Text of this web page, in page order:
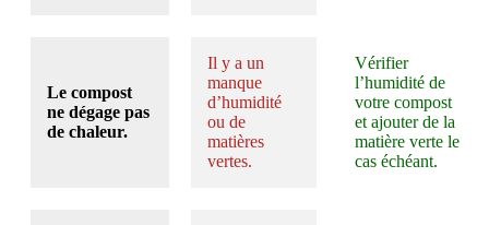
Le compost
ne dégage pas
de chaleur.
Il y a un
manque
d’humidité
ou de
matières
vertes.
Vérifier
l’humidité de
votre compost
et ajouter de la
matière verte le
cas échéant.